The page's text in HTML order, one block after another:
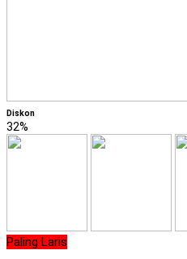
Diskon
32%
Paling Laris